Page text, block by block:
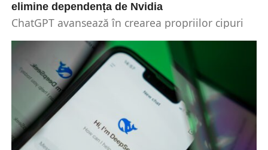
elimine dependența de Nvidia
ChatGPT avansează în crearea propriilor cipuri
scădea dependența de cipurile...